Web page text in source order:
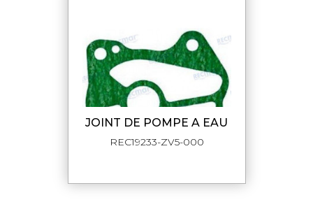
JOINT DE POMPE A EAU
REC19233-ZV5-000